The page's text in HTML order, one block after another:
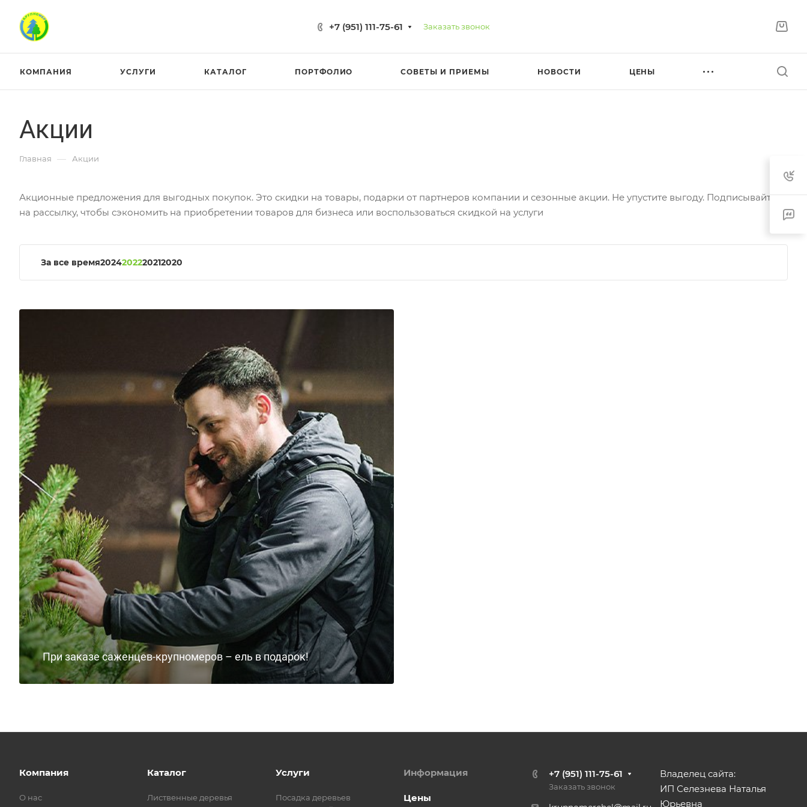
+7 (951) 111-75-61 Заказать звонок
КОМПАНИЯ УСЛУГИ КАТАЛОГ ПОРТФОЛИО СОВЕТЫ И ПРИЕМЫ НОВОСТИ ЦЕНЫ
Акции
Главная — Акции
Акционные предложения для выгодных покупок. Это скидки на товары, подарки от партнеров компании и сезонные акции. Не упустите выгоду. Подписывайтесь
на рассылку, чтобы сэкономить на приобретении товаров для бизнеса или воспользоваться скидкой на услуги
За все время2024202220212020
При заказе саженцев-крупномеров – ель в подарок!
Компания
О нас
Каталог
Лиственные деревья
Услуги
Посадка деревьев
Информация
Цены
+7 (951) 111-75-61
Заказать звонок
Владелец сайта:
ИП Селезнева Наталья
Юрьевна